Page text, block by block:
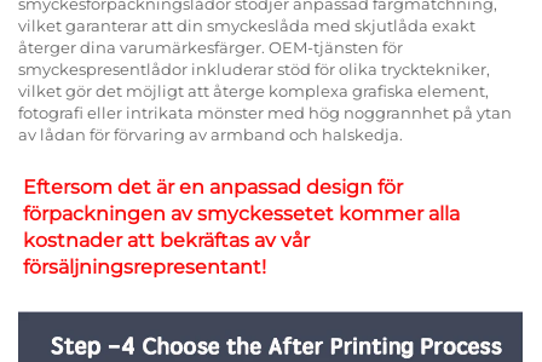
vilket garanterar att din smyckeslåda med skjutlåda exakt
återger dina varumärkesfärger. OEM-tjänsten för
smyckespresentlådor inkluderar stöd för olika trycktekniker,
vilket gör det möjligt att återge komplexa grafiska element,
fotografi eller intrikata mönster med hög noggrannhet på ytan
av lådan för förvaring av armband och halskedja.
Eftersom det är en anpassad design för
förpackningen av smyckessetet kommer alla
kostnader att bekräftas av vår
försäljningsrepresentant!